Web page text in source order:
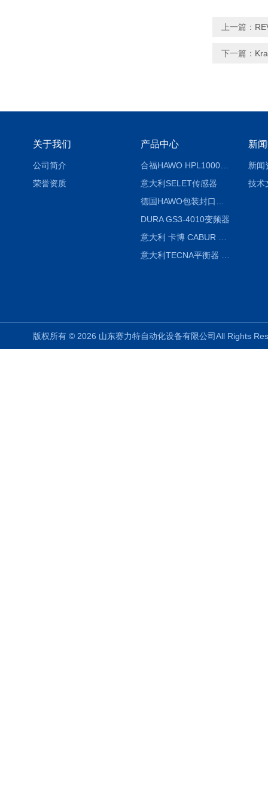
上一篇：
下一篇：
关于我们
公司简介
荣誉资质
产品中心
合福HAWO HPL1000AS封口机
意大利SELET传感器
DURA GS3-4010变频器
新
新闻
技术
版权所有 © 2026 山东赛力特自动化设备有限公司All Rights